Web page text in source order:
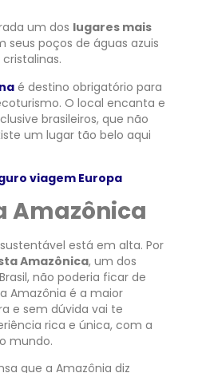
um dos lugares mais
seus poços de águas azuis
é destino obrigatório para
O local encanta e
brasileiros, que não
um lugar tão belo aqui
viagem Europa
Amazônica
está em alta. Por
Amazônica, um dos
não poderia ficar de
Amazônia é a maior
e sem dúvida vai te
rica e única, com a
mundo.
que a Amazônia diz